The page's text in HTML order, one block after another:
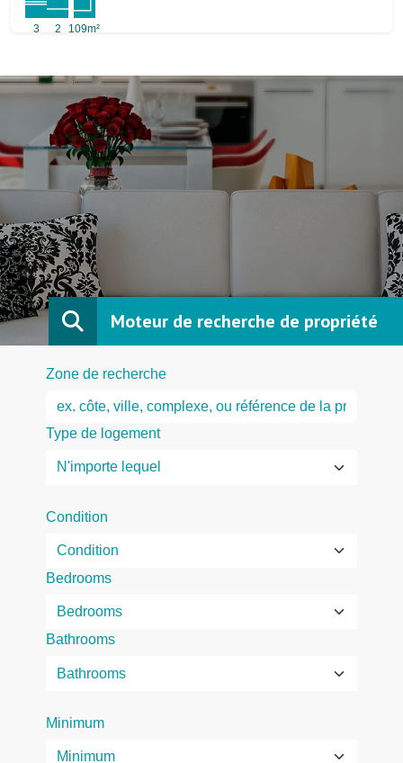
3 2 109m²
Moteur de recherche de propriété
Zone de recherche
Type de logement
Condition
Bedrooms
Bathrooms
Minimum